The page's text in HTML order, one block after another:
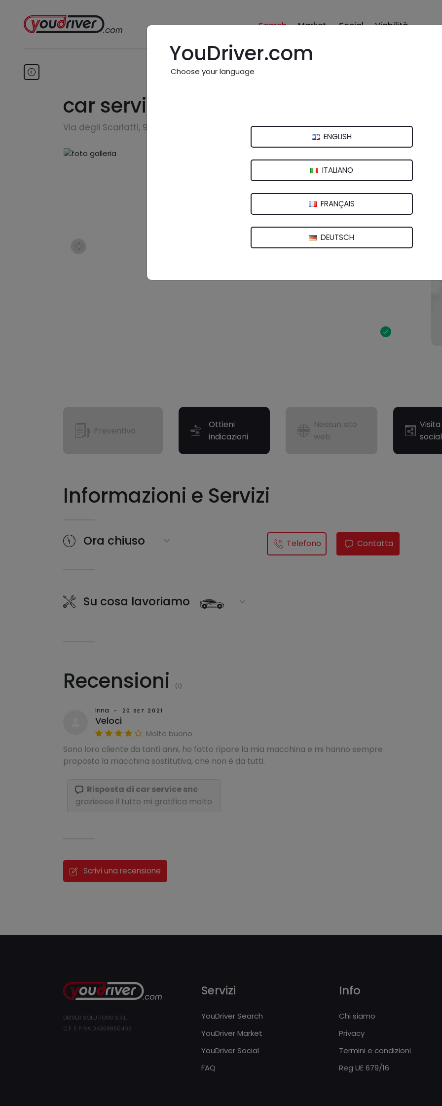
Search Market Social Viabilità
car service snc
Via degli Scarlatti, 95 - 41122 Modena (MO)
Preventivo
Ottieni
indicazioni
Nessun sito
web
social
Informazioni e Servizi
Ora chiuso Telefono Contatta
Su cosa lavoriamo
Recensioni (1)
Inna - 20 SET 2021
Veloci
Molto buono
Sono loro cliente da tanti anni, ho fatto ripare la mia macchina e mi hanno sempre
proposto la macchina sostitutiva, che non è da tutti.
Risposta di car service snc
grazieeee il tutto mi gratifica molto
Scrivi una recensione
YouDriver.com
Choose your language
ENGLISH
ITALIANO
FRANÇAIS
DEUTSCH
DRIVER SOLUTIONS S.R.L.
C.F. E P.IVA 04359850403
Servizi
YouDriver Search
YouDriver Market
YouDriver Social
FAQ
Info
Chi siamo
Privacy
Termini e condizioni
Reg UE 679/16